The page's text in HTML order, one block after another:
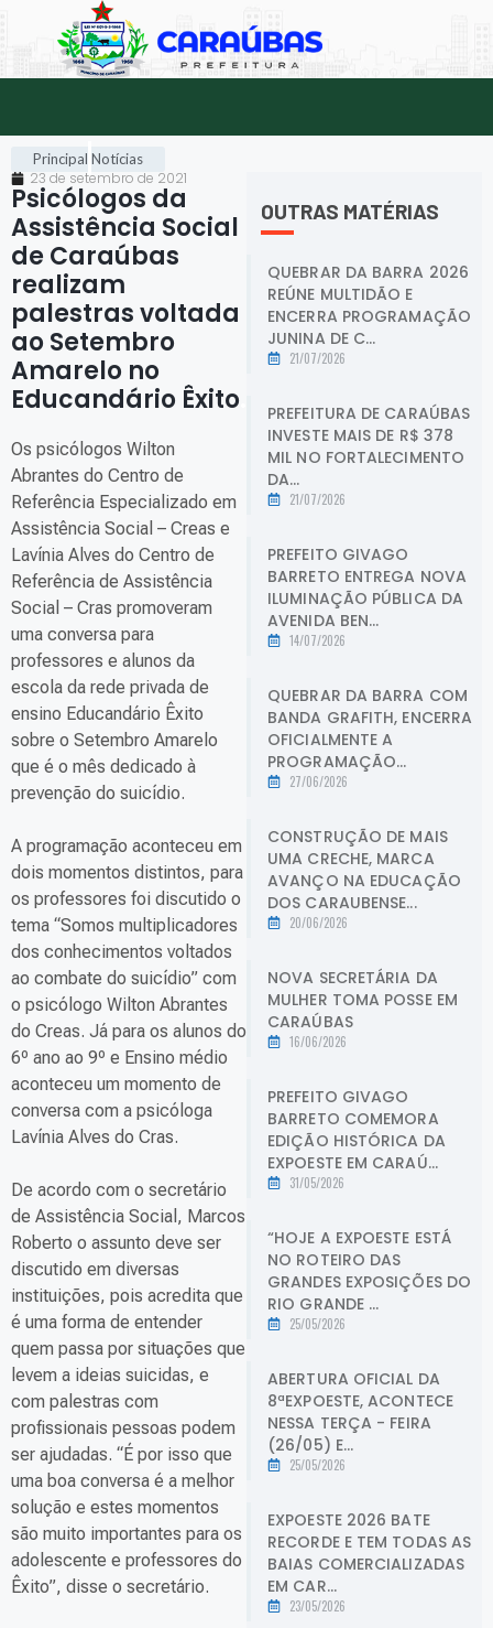
Principal Notícias
23 de setembro de 2021
Psicólogos da
Assistência Social
de Caraúbas
realizam
palestras voltada
ao Setembro
Amarelo no
Educandário Êxito
Os psicólogos Wilton
Abrantes do Centro de
Referência Especializado em
Assistência Social – Creas e
Lavínia Alves do Centro de
Referência de Assistência
Social – Cras promoveram
uma conversa para
professores e alunos da
escola da rede privada de
ensino Educandário Êxito
sobre o Setembro Amarelo
que é o mês dedicado à
prevenção do suicídio.
A programação aconteceu em
dois momentos distintos, para
os professores foi discutido o
tema “Somos multiplicadores
dos conhecimentos voltados
ao combate do suicídio” com
o psicólogo Wilton Abrantes
do Creas. Já para os alunos do
6º ano ao 9º e Ensino médio
aconteceu um momento de
conversa com a psicóloga
Lavínia Alves do Cras.
De acordo com o secretário
de Assistência Social, Marcos
Roberto o assunto deve ser
discutido em diversas
instituições, pois acredita que
é uma forma de entender
quem passa por situações que
levem a ideias suicidas, e
com palestras com
profissionais pessoas podem
ser ajudadas. “É por isso que
uma boa conversa é a melhor
solução e estes momentos
são muito importantes para os
adolescente e professores do
Êxito”, disse o secretário.
OUTRAS MATÉRIAS
QUEBRAR DA BARRA 2026
REÚNE MULTIDÃO E
ENCERRA PROGRAMAÇÃO
JUNINA DE C...
21/07/2026
PREFEITURA DE CARAÚBAS
INVESTE MAIS DE R$ 378
MIL NO FORTALECIMENTO
DA...
21/07/2026
PREFEITO GIVAGO
BARRETO ENTREGA NOVA
ILUMINAÇÃO PÚBLICA DA
AVENIDA BEN...
14/07/2026
QUEBRAR DA BARRA COM
BANDA GRAFITH, ENCERRA
OFICIALMENTE A
PROGRAMAÇÃO...
27/06/2026
CONSTRUÇÃO DE MAIS
UMA CRECHE, MARCA
AVANÇO NA EDUCAÇÃO
DOS CARAUBENSE...
20/06/2026
NOVA SECRETÁRIA DA
MULHER TOMA POSSE EM
CARAÚBAS
16/06/2026
PREFEITO GIVAGO
BARRETO COMEMORA
EDIÇÃO HISTÓRICA DA
EXPOESTE EM CARAÚ...
31/05/2026
“HOJE A EXPOESTE ESTÁ
NO ROTEIRO DAS
GRANDES EXPOSIÇÕES DO
RIO GRANDE ...
25/05/2026
ABERTURA OFICIAL DA
8ªEXPOESTE, ACONTECE
NESSA TERÇA - FEIRA
(26/05) E...
25/05/2026
EXPOESTE 2026 BATE
RECORDE E TEM TODAS AS
BAIAS COMERCIALIZADAS
EM CAR...
23/05/2026